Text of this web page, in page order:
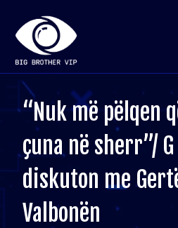
“Nuk më pëlqen
çuna në sherr”/
diskuton me
Valbonën